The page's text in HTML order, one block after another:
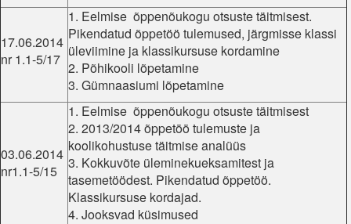
17.06.2014
nr 1.1-5/17
1. Eelmise õppenõukogu otsuste täitmisest.
Pikendatud õppetöö tulemused, järgmisse klassi
üleviimine ja klassikursuse kordamine
2. Põhikooli lõpetamine
3. Gümnaasiumi lõpetamine
03.06.2014
nr1.1-5/15
1. Eelmise õppenõukogu otsuste täitmisest
2. 2013/2014 õppetöö tulemuste ja
koolikohustuse täitmise analüüs
3. Kokkuvõte üleminekueksamitest ja
tasemetöödest. Pikendatud õppetöö.
Klassikursuse kordajad.
4. Jooksvad küsimused